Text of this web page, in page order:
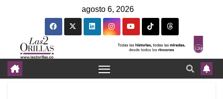
agosto 6, 2026